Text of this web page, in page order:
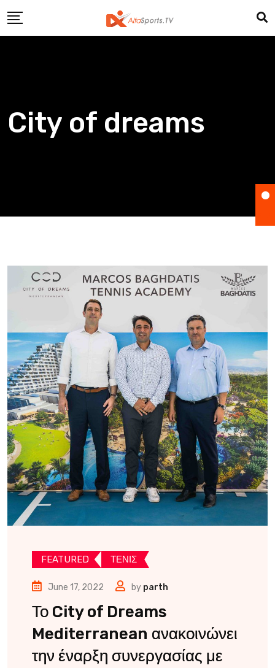
to
City of dreams
FEATURED ΤΕΝΙΣ
June 17, 2022 by parth
Το City of Dreams
Mediterranean ανακοινώνει
την έναρξη συνεργασίας με